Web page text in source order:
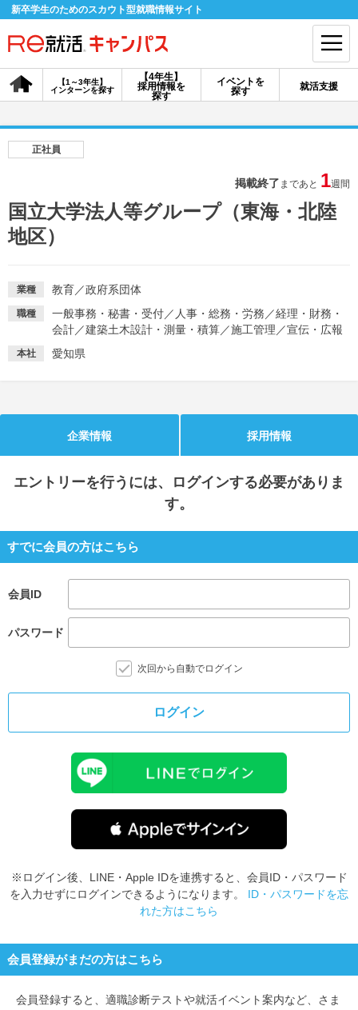
新卒学生のためのスカウト型就職情報サイト
【4年生】
採用情報を
探す
【1～3年生】
インターンを探す
イベントを
探す
就活支援
会員登録 ログイン
【4年生】
採用情報を探す
イベントを探す
就活ノウハウ・サポート
適職診断 就活チャンネル
正社員
掲載終了 まであと 1週間
国立大学法人等グループ（東海・北陸
地区）
業種 教育／政府系団体
職種 一般事務・秘書・受付／ 人事・総務・労務 ／経理・財務・
会計／建築土木設計・測量・積算／施工管理 ／宣伝・広報
本社 愛知県
企業情報 採用情報
エントリーを行うには、ログインする必要がありま
す。
すでに会員の方はこちら
会員ID
パスワード
次回から自動でログイン
ログイン
※ログイン後、LINE・Apple IDを連携すると、会員ID・パスワード
を入力せずにログインできるようになります。 ID・パスワードを忘
れた方はこちら
会員登録がまだの方はこちら
会員登録すると、 適職診断テストや就活イベント案内など、さま